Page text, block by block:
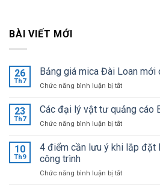
BÀI VIẾT MỚI
26
Th7
Bảng giá mica Đài Loan
Chức năng bình luận bị tắtở
giá
mica
Đài
mới
giá
23
Th7
Các đại lý vật tư quảng cáo
Chức năng bình luận bị tắtở
đại
tư
10
Th9
4 điểm cần lưu ý khi lắp đặt
công trình
Chức năng bình luận bị tắtở